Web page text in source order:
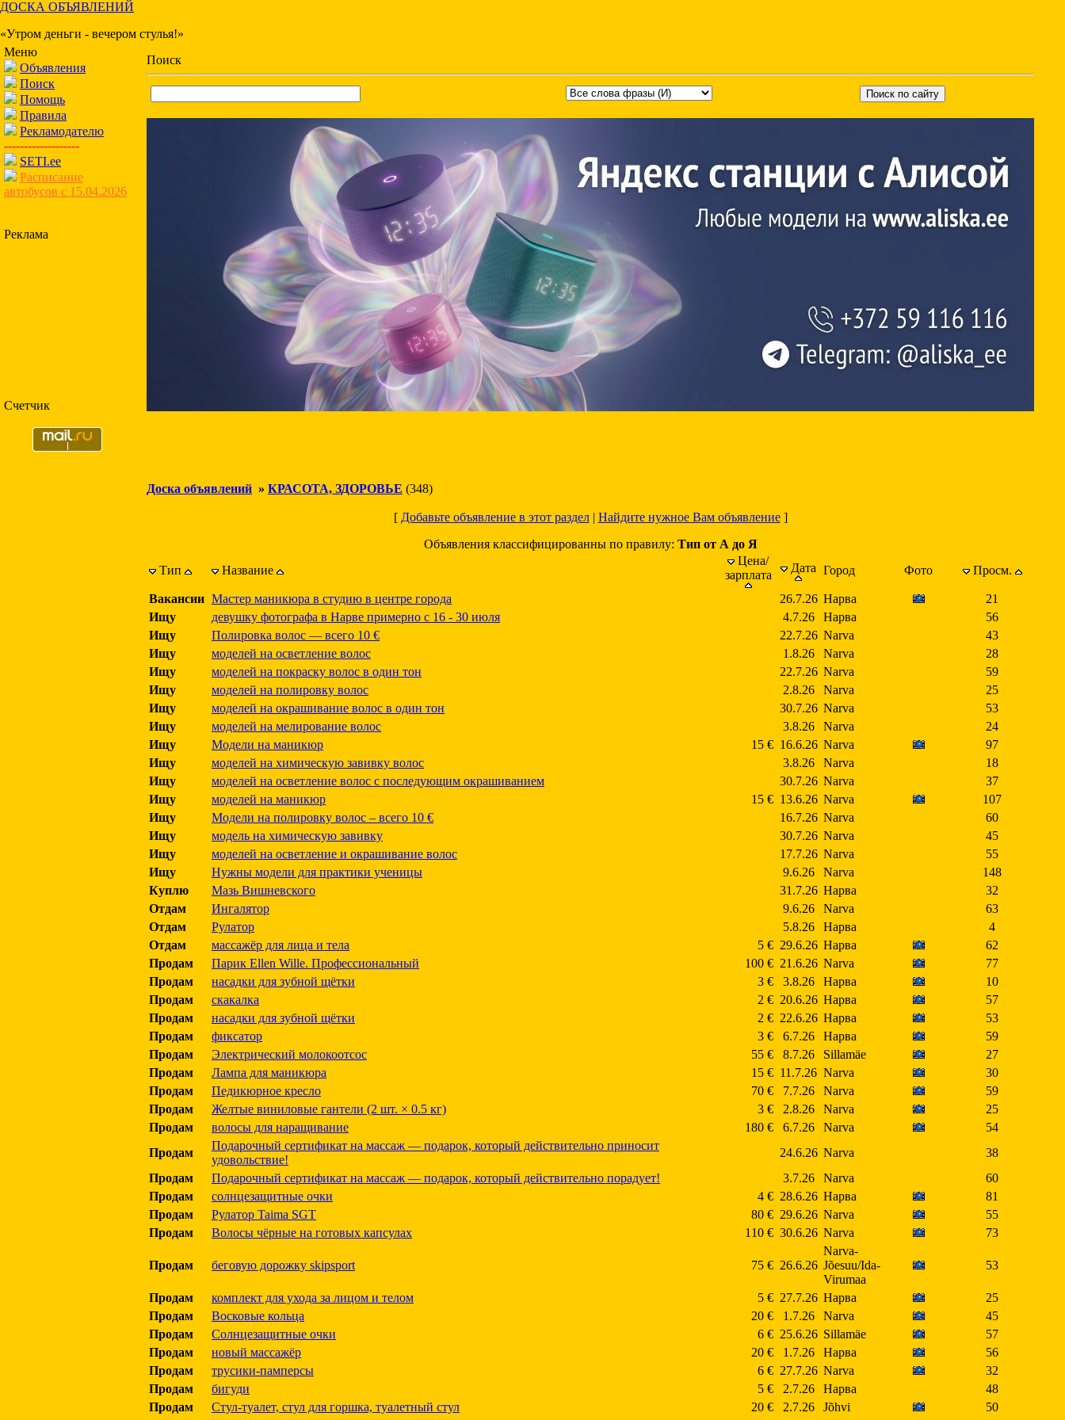
ДОСКА ОБЪЯВЛЕНИЙ
«Утром деньги - вечером стулья!»
Меню
Объявления
Поиск
Помощь
Правила
Рекламодателю
-------------------
SETI.ee
Расписание
автобусов с 15.04.2026
Реклама
Счетчик
Поиск
Доска объявлений » КРАСОТА, ЗДОРОВЬЕ (348)
[ Добавьте объявление в этот раздел| Найдите нужное Вам объявление]
Объявления классифицированны по правилу: Тип от А до Я
Тип
Название
Цена/
зарплата
Дата Город Фото Просм.
Вакансии Мастер маникюра в студию в центре города 26.7.26 Нарва
21
Ищу
девушку фотографа в Нарве примерно с 16 - 30 июля 4.7.26 Нарва
56
Ищу
Полировка волос — всего 10 € 22.7.26 Narva
43
Ищу
моделей на осветление волос 1.8.26 Narva
28
Ищу
моделей на покраску волос в один тон 22.7.26 Narva
59
Ищу
моделей на полировку волос 2.8.26 Narva
25
Ищу
моделей на окрашивание волос в один тон 30.7.26 Narva
53
Ищу
моделей на мелирование волос 3.8.26 Narva
24
Ищу
Модели на маникюр 15 € 16.6.26 Narva
97
Ищу
моделей на химическую завивку волос 3.8.26 Narva
18
Ищу
моделей на осветление волос с последующим окрашиванием 30.7.26 Narva
37
Ищу
моделей на маникюр 15 € 13.6.26 Narva
107
Ищу
Модели на полировку волос – всего 10 € 16.7.26 Narva
60
Ищу
модель на химическую завивку 30.7.26 Narva
45
Ищу
моделей на осветление и окрашивание волос 17.7.26 Narva
55
Ищу
Нужны модели для практики ученицы 9.6.26 Narva
148
Куплю
Мазь Вишневского 31.7.26 Нарва
32
Отдам
Ингалятор 9.6.26 Narva
63
Отдам
Рулатор 5.8.26 Нарва
4
Отдам
массажёр для лица и тела 5 € 29.6.26 Нарва
62
Продам
Парик Ellen Wille. Профессиональный 100 € 21.6.26 Narva
77
Продам
насадки для зубной щётки 3 € 3.8.26 Нарва
10
Продам
скакалка 2 € 20.6.26 Нарва
57
Продам
насадки для зубной щётки 2 € 22.6.26 Нарва
53
Продам
фиксатор 3 € 6.7.26 Нарва
59
Продам
Электрический молокоотсос 55 € 8.7.26 Sillamäe
27
Продам
Лампа для маникюра 15 € 11.7.26 Narva
30
Продам
Педикюрное кресло 70 € 7.7.26 Narva
59
Продам
Желтые виниловые гантели (2 шт. × 0.5 кг) 3 € 2.8.26 Narva
25
Продам
волосы для наращивание 180 € 6.7.26 Narva
54
Продам
Подарочный сертификат на массаж — подарок, который действительно приносит
удовольствие!
24.6.26 Narva
38
Продам
Подарочный сертификат на массаж — подарок, который действительно порадует! 3.7.26 Narva
60
Продам
солнцезащитные очки 4 € 28.6.26 Нарва
81
Продам
Рулатор Taima SGT 80 € 29.6.26 Narva
55
Продам
Волосы чёрные на готовых капсулах 110 € 30.6.26 Narva 73
Продам беговую дорожку skipsport 75 € 26.6.26
Narva-
Jõesuu/Ida-
Virumaa
53
Продам комплект для ухода за лицом и телом 5 € 27.7.26 Нарва
25
Продам
Восковые кольца 20 € 1.7.26 Narva
45
Продам
Солнцезащитные очки 6 € 25.6.26 Sillamäe
57
Продам
новый массажёр 20 € 1.7.26 Нарва
56
Продам
трусики-памперсы 6 € 27.7.26 Narva
32
Продам
бигуди 5 € 2.7.26 Нарва
48
Продам
Стул-туалет, стул для горшка, туалетный стул 20 € 2.7.26 Jõhvi
50